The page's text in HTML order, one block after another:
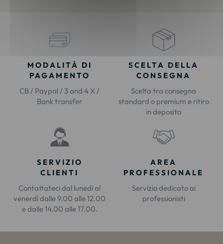
MODALITÀ DI
PAGAMENTO
CB / Paypal / 3 and 4 X /
Bank transfer
SCELTA DELLA
CONSEGNA
Scelta tra consegna
standard o premium e ritiro
in deposito
SERVIZIO
CLIENTI
Contattateci dal lunedì al
venerdì dalle 9.00 alle 12.00
e dalle 14.00 alle 17.00.
AREA
PROFESSIONALE
Servizio dedicato ai
professionisti